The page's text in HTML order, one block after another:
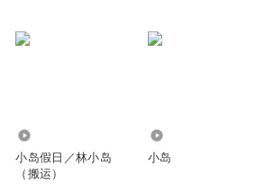
小岛假日／林小岛
（搬运）
小岛